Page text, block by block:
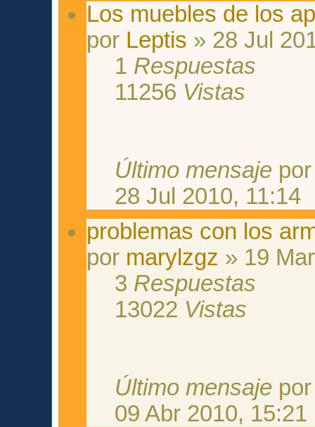
Los muebles de los
por Leptis » 28 Jul
1 Respuestas
11256 Vistas
Último mensaje
28 Jul 2010, 11:14
problemas con los
por marylzgz » 19
3 Respuestas
13022 Vistas
Último mensaje
09 Abr 2010, 15:21